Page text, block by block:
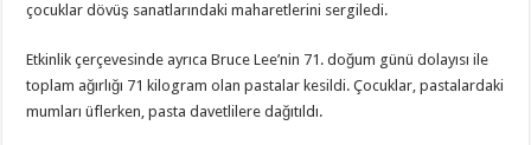
çocuklar dövüş sanatlarındaki maharetlerini sergiledi.
Etkinlik çerçevesinde ayrıca Bruce Lee’nin 71. doğum günü dolayısı ile
toplam ağırlığı 71 kilogram olan pastalar kesildi. Çocuklar, pastalardaki
mumları üflerken, pasta davetlilere dağıtıldı.